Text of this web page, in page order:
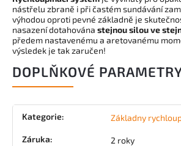
nástřelu zbraně i při častém sundávání
výhodou oproti pevné základně je
nasazení dotahována stejnou silou ve
předem nastavenému a aretovanému
výsledek je tak zaručen!
DOPLŇKOVÉ
Kategorie: Základny
Záruka: 2 roky